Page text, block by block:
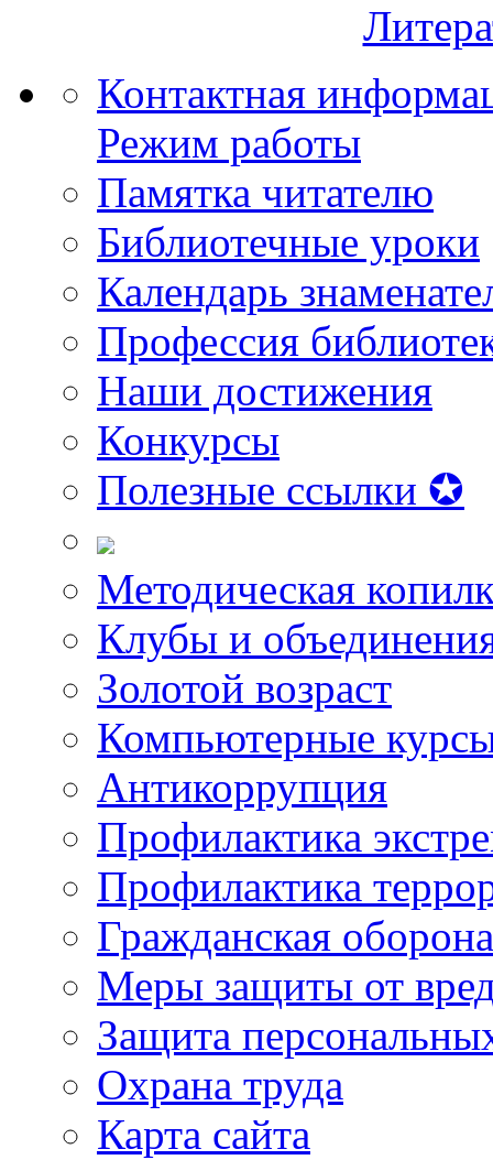
Контактная
Режим работы
Памятка читателю
Библиотечные уроки
Календарь
Профессия
Наши достижения
Конкурсы
Полезные ссылки ✪
Методическая
Клубы и
Золотой возраст
Компьютерные
Антикоррупция
Профилактика
Профилактика
Гражданская оборона
Меры защиты от
Защита
Охрана труда
Карта сайта